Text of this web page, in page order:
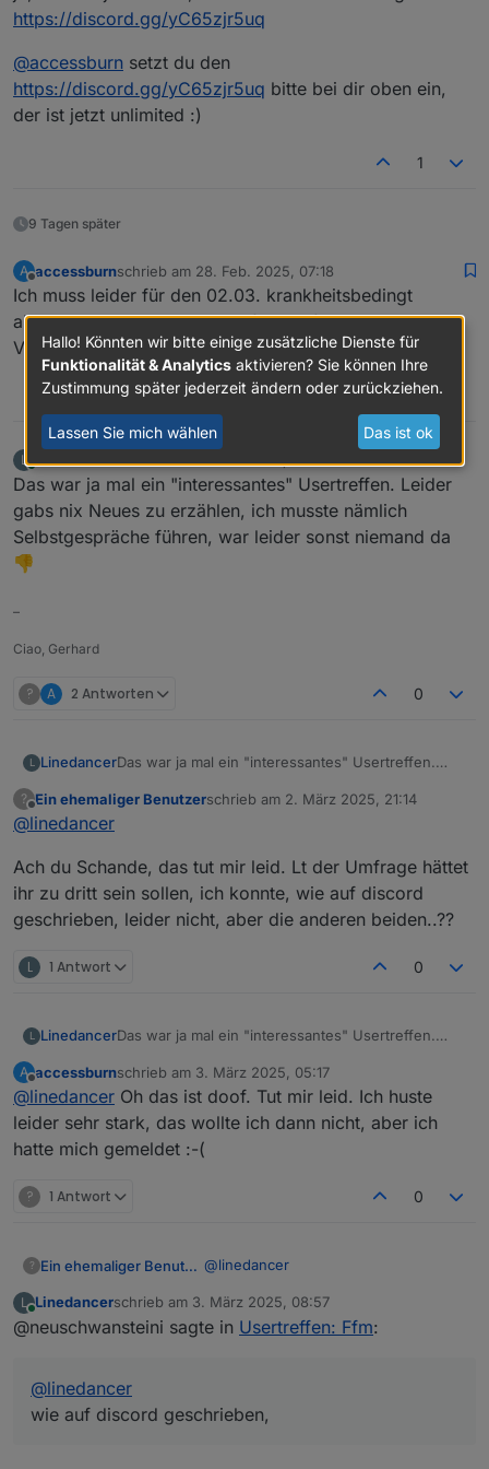
https://discord.gg/yC65zjr5uq
@accessburn setzt du den
https://discord.gg/yC65zjr5uq bitte bei dir oben ein,
der ist jetzt unlimited :)
1
9 Tagen später
A accessburnschrieb am 28. Feb. 2025, 07:18
zuletzt editiert von
Ich muss leider für den 02.03. krankheitsbedingt
absagen. Tisch ist reserviert für "Riefer".
Viel Spaß und trinkt eins für mich mit.
0
L Linedancerschrieb am2. März 2025, 19:28
zuletzt editiert von Linedancer3. Feb. 2025, 20:29
Das war ja mal ein "interessantes" Usertreffen. Leider
gabs nix Neues zu erzählen, ich musste nämlich
Selbstgespräche führen, war leider sonst niemand da
👎
–
Ciao, Gerhard
? A 2 Antworten 0
L LinedancerDas war ja mal ein "interessantes" Usertreffen.
nämlich Selbstgespräche führen, war leider sonst
?
Offline
Ein ehemaliger Benutzerschrieb am 2. März 2025, 21:14
zuletzt editiert von
@linedancer
Ach du Schande, das tut mir leid. Lt der Umfrage hättet
ihr zu dritt sein sollen, ich konnte, wie auf discord
geschrieben, leider nicht, aber die anderen beiden..??
L 1 Antwort 0
L LinedancerDas war ja mal ein "interessantes" Usertreffen.
nämlich Selbstgespräche führen, war leider sonst
niemand da 👎
A
Offline
accessburnschrieb am 3. März 2025, 05:17
zuletzt editiert von
@linedancer Oh das ist doof. Tut mir leid. Ich huste
leider sehr stark, das wollte ich dann nicht, aber ich
hatte mich gemeldet :-(
? 1 Antwort 0
? Ein ehemaliger Benutzer @linedancer
Ach du Schande, das tut mir leid. Lt
der Umfrage hättet ihr zu dritt sein
L Linedancerschrieb am 3. März 2025, 08:57
zuletzt editiert von
@neuschwansteini sagte in Usertreffen: Ffm:
@linedancer
wie auf discord geschrieben,
Hallo! Könnten wir bitte einige zusätzliche Dienste für
Funktionalität & Analytics aktivieren? Sie können Ihre
Zustimmung später jederzeit ändern oder zurückziehen.
Lassen Sie mich wählen Das ist ok